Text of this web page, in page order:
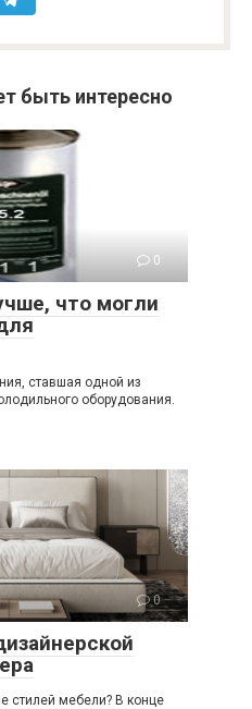
быть интересно
0
что могли
ставшая одной из
оборудования.
0
стилей мебели? В конце